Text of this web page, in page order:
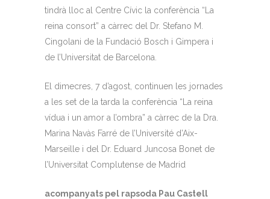
tindrà lloc al Centre Cívic la conferència “La
reina consort” a càrrec del Dr. Stefano M.
Cingolani de la Fundació Bosch i Gimpera i
de l’Universitat de Barcelona.
El dimecres, 7 d’agost, continuen les jornades
a les set de la tarda la conferència “La reina
vídua i un amor a l’ombra” a càrrec de la Dra.
Marina Navàs Farré de l’Université d’Aix-
Marseille i del Dr. Eduard Juncosa Bonet de
l’Universitat Complutense de Madrid
acompanyats pel rapsoda Pau Castell